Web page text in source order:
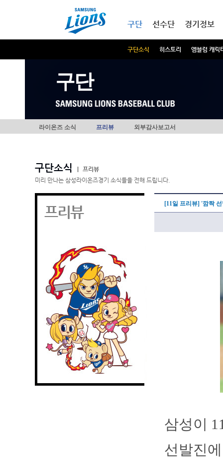
구단
구단소식 히스토리 엠블럼 캐릭
선수단 경기정보
구단
라이온즈 소식 프리뷰 외부감사보고서
구단소식
프리뷰
미리 만나는 삼성라이온즈경기 소식들을 전해 드립니다.
프리뷰 [11일 프리뷰] '깜짝
삼성이
선발진